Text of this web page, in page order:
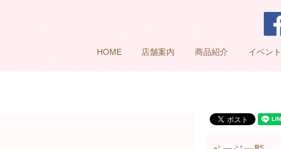
HOME 店舗案内 商品紹介 イベン